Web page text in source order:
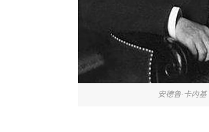
安德鲁·卡内基